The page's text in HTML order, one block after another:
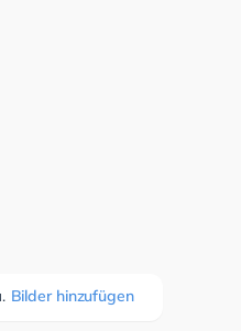
Bilder hinzufügen